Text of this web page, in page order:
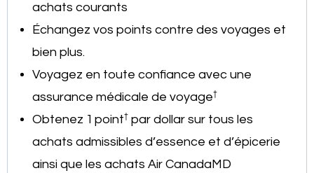
achats courants
Échangez vos points contre des voyages et
bien plus.
Voyagez en toute confiance avec une
assurance médicale de voyage†
Obtenez 1 point† par dollar sur tous les
achats admissibles d’essence et d’épicerie
ainsi que les achats Air CanadaMD